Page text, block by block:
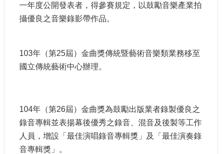
一年度公開發表者，得參賽規定，以鼓勵音樂產業拍
攝優良之音樂錄影帶作品。
103年（第25屆）金曲獎傳統暨藝術音樂類業務移至
國立傳統藝術中心辦理。
104年（第26屆）金曲獎為鼓勵出版業者錄製優良之
錄音專輯並表揚幕後優秀之錄音、混音及後製等工作
人員，增設「最佳演唱錄音專輯獎」及「最佳演奏錄
音專輯獎」。